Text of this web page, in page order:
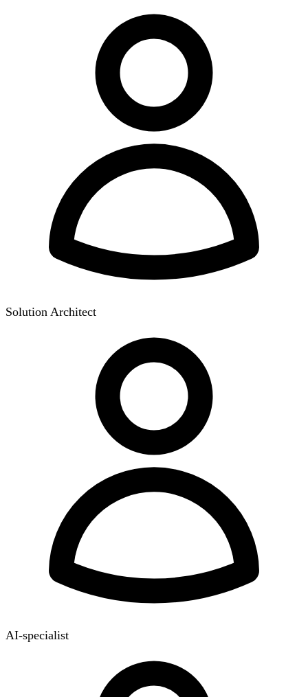
Solution Architect
AI-specialist